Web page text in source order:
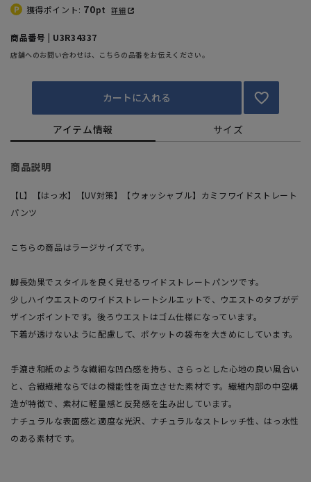
獲得ポイント: 70pt 詳細
商品番号 | U3R34337
店舗へのお問い合わせは、こちらの品番をお伝えください。
カートに入れる
アイテム情報 サイズ
商品説明
【L】【はっ水】【UV対策】【ウォッシャブル】カミフワイドストレート
パンツ
こちらの商品はラージサイズです。
脚長効果でスタイルを良く見せるワイドストレートパンツです。
少しハイウエストのワイドストレートシルエットで、ウエストのタブがデ
ザインポイントです。後ろウエストはゴム仕様になっています。
下着が透けないように配慮して、ポケットの袋布を大きめにしています。
手漉き和紙のような繊細な凹凸感を持ち、さらっとした心地の良い風合い
と、合繊繊維ならではの機能性を両立させた素材です。繊維内部の中空構
造が特徴で、素材に軽量感と反発感を生み出しています。
ナチュラルな表面感と適度な光沢、ナチュラルなストレッチ性、はっ水性
のある素材です。